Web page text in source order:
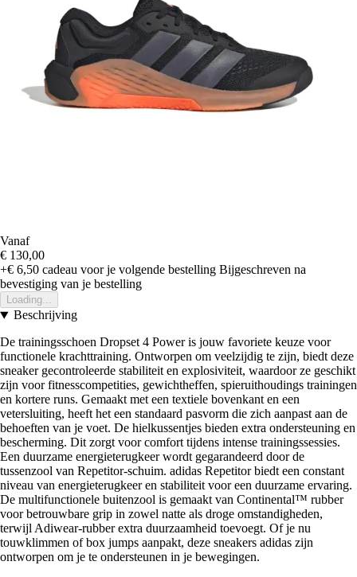
Vanaf
€ 130,00
+€ 6,50 cadeau voor je volgende bestelling Bijgeschreven na
bevestiging van je bestelling
Loading...
Beschrijving
De trainingsschoen Dropset 4 Power is jouw favoriete keuze voor
functionele krachttraining. Ontworpen om veelzijdig te zijn, biedt deze
sneaker gecontroleerde stabiliteit en explosiviteit, waardoor ze geschikt
zijn voor fitnesscompetities, gewichtheffen, spieruithoudings trainingen
en kortere runs. Gemaakt met een textiele bovenkant en een
vetersluiting, heeft het een standaard pasvorm die zich aanpast aan de
behoeften van je voet. De hielkussentjes bieden extra ondersteuning en
bescherming. Dit zorgt voor comfort tijdens intense trainingssessies.
Een duurzame energieterugkeer wordt gegarandeerd door de
tussenzool van Repetitor-schuim. adidas Repetitor biedt een constant
niveau van energieterugkeer en stabiliteit voor een duurzame ervaring.
De multifunctionele buitenzool is gemaakt van Continental™ rubber
voor betrouwbare grip in zowel natte als droge omstandigheden,
terwijl Adiwear-rubber extra duurzaamheid toevoegt. Of je nu
touwklimmen of box jumps aanpakt, deze sneakers adidas zijn
ontworpen om je te ondersteunen in je bewegingen.